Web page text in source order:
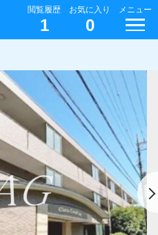
閲覧履歴
1
お気に入り
0
メニュー